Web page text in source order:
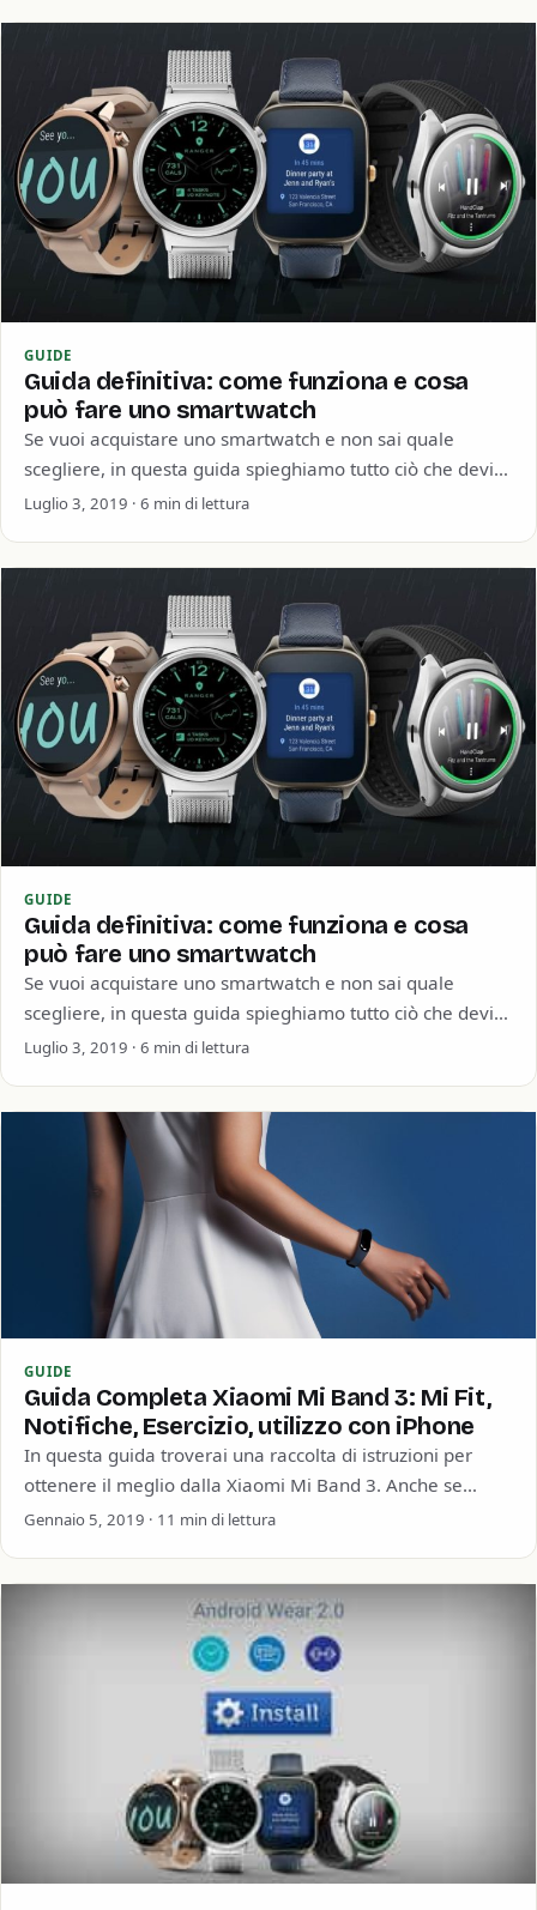
GUIDE
Guida definitiva: come funziona e cosa
può fare uno smartwatch
Se vuoi acquistare uno smartwatch e non sai quale
scegliere, in questa guida spieghiamo tutto ciò che devi
sapere sugli smartwatch. Non…
Luglio 3, 2019 · 6 min di lettura
GUIDE
Guida definitiva: come funziona e cosa
può fare uno smartwatch
Se vuoi acquistare uno smartwatch e non sai quale
scegliere, in questa guida spieghiamo tutto ciò che devi
sapere sugli smartwatch. Non…
Luglio 3, 2019 · 6 min di lettura
GUIDE
Guida Completa Xiaomi Mi Band 3: Mi Fit,
Notifiche, Esercizio, utilizzo con iPhone
In questa guida troverai una raccolta di istruzioni per
ottenere il meglio dalla Xiaomi Mi Band 3. Anche se
siamo ormai arrivati alla…
Gennaio 5, 2019 · 11 min di lettura